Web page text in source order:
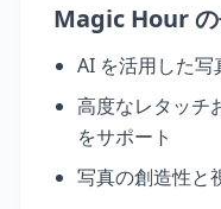
Magic Hour
AI を活用した
高度なレタッチ
をサポート
写真の創造性と